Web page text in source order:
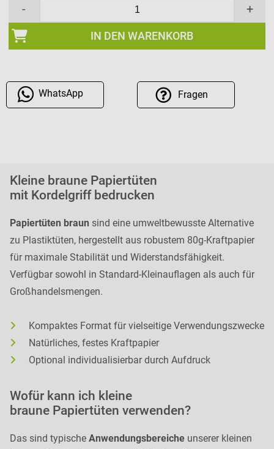
- +
IN DEN WARENKORB
WhatsApp Fragen
Kleine braune Papiertüten
mit Kordelgriff bedrucken
Papiertüten braun sind eine umweltbewusste Alternative
zu Plastiktüten, hergestellt aus robustem 80g-Kraftpapier
für maximale Stabilität und Widerstandsfähigkeit.
Verfügbar sowohl in Standard-Kleinauflagen als auch für
Großhandelsmengen.
Kompaktes Format für vielseitige Verwendungszwecke
Natürliches, festes Kraftpapier
Optional individualisierbar durch Aufdruck
Wofür kann ich kleine
braune Papiertüten verwenden?
Das sind typische Anwendungsbereiche unserer kleinen